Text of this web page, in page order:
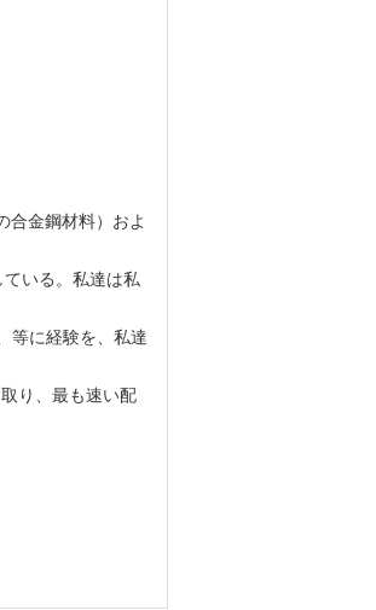
合金鋼材料）およ
いる。私達は私
等に経験を、私達
り、最も速い配